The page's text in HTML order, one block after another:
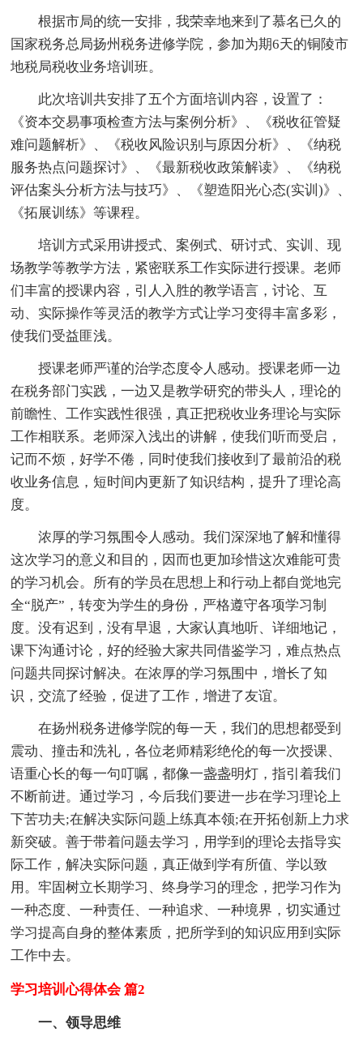
根据市局的统一安排，我荣幸地来到了慕名已久的
国家税务总局扬州税务进修学院，参加为期6天的铜陵市
地税局税收业务培训班。
此次培训共安排了五个方面培训内容，设置了：
《资本交易事项检查方法与案例分析》、《税收征管疑
难问题解析》、《税收风险识别与原因分析》、《纳税
服务热点问题探讨》、《最新税收政策解读》、《纳税
评估案头分析方法与技巧》、《塑造阳光心态(实训)》、
《拓展训练》等课程。
培训方式采用讲授式、案例式、研讨式、实训、现
场教学等教学方法，紧密联系工作实际进行授课。老师
们丰富的授课内容，引人入胜的教学语言，讨论、互
动、实际操作等灵活的教学方式让学习变得丰富多彩，
使我们受益匪浅。
授课老师严谨的治学态度令人感动。授课老师一边
在税务部门实践，一边又是教学研究的带头人，理论的
前瞻性、工作实践性很强，真正把税收业务理论与实际
工作相联系。老师深入浅出的讲解，使我们听而受启，
记而不烦，好学不倦，同时使我们接收到了最前沿的税
收业务信息，短时间内更新了知识结构，提升了理论高
度。
浓厚的学习氛围令人感动。我们深深地了解和懂得
这次学习的意义和目的，因而也更加珍惜这次难能可贵
的学习机会。所有的学员在思想上和行动上都自觉地完
全“脱产”，转变为学生的身份，严格遵守各项学习制
度。没有迟到，没有早退，大家认真地听、详细地记，
课下沟通讨论，好的经验大家共同借鉴学习，难点热点
问题共同探讨解决。在浓厚的学习氛围中，增长了知
识，交流了经验，促进了工作，增进了友谊。
在扬州税务进修学院的每一天，我们的思想都受到
震动、撞击和洗礼，各位老师精彩绝伦的每一次授课、
语重心长的每一句叮嘱，都像一盏盏明灯，指引着我们
不断前进。通过学习，今后我们要进一步在学习理论上
下苦功夫;在解决实际问题上练真本领;在开拓创新上力求
新突破。善于带着问题去学习，用学到的理论去指导实
际工作，解决实际问题，真正做到学有所值、学以致
用。牢固树立长期学习、终身学习的理念，把学习作为
一种态度、一种责任、一种追求、一种境界，切实通过
学习提高自身的整体素质，把所学到的知识应用到实际
工作中去。
学习培训心得体会 篇2
一、领导思维